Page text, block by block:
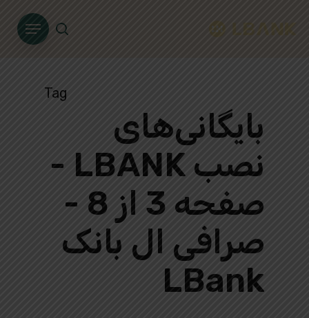
Menu
Tag
بایگانی‌های
نصب LBANK -
صفحه 3 از 8 -
صرافی ال بانک
LBank